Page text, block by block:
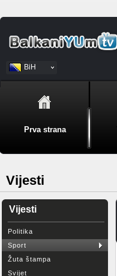
BiH
Srpski
Prva strana
Vijesti
Vijesti
Politika
Sport
Žuta štampa
Svijet